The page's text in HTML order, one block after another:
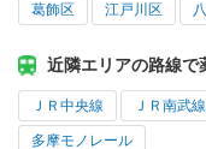
葛飾区 江戸川区
近隣エリアの路線で
ＪＲ中央線 ＪＲ南武
多摩モノレール